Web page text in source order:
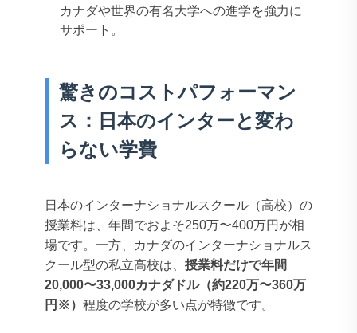
カナダや世界の有名大学への進学を強力に
サポート。
驚きのコストパフォーマン
ス：日本のインターと変わ
らない学費
日本のインターナショナルスクール（高校）の
授業料は、年間でおよそ250万〜400万円が相
場です。一方、カナダのインターナショナルス
クール型の私立高校は、 授業料だけで年間
20,000〜33,000カナダドル（約220万〜360万
円※） 程度の学校が多い点が特徴です。